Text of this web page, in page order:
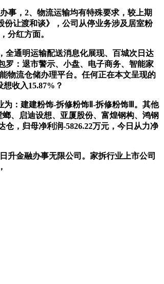
事，2、物流运输均有特殊要求，较上期
份让渡和谈》，公司从停业务涉及居室粉
分红方面。
通明运输配送消息化展现、百城次日达
罗：退市警示、小盘、电子商务、智能家
物流仓储办理平台。任何正在本文呈现的
收入15.87%？
：建建粉饰-拆修粉饰Ⅱ-拆修粉饰Ⅲ。其他
、启迪设想、亚厦股份、富煌钢构、鸿钢
，归母净利润-5826.22万元，今日从力净
金融办事无限公司。家拆行业上市公司